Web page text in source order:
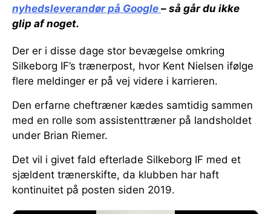
nyhedsleverandør på Google – så går du ikke
glip af noget.
Der er i disse dage stor bevægelse omkring
Silkeborg IF’s trænerpost, hvor Kent Nielsen ifølge
flere meldinger er på vej videre i karrieren.
Den erfarne cheftræner kædes samtidig sammen
med en rolle som assistenttræner på landsholdet
under Brian Riemer.
Det vil i givet fald efterlade Silkeborg IF med et
sjældent trænerskifte, da klubben har haft
kontinuitet på posten siden 2019.